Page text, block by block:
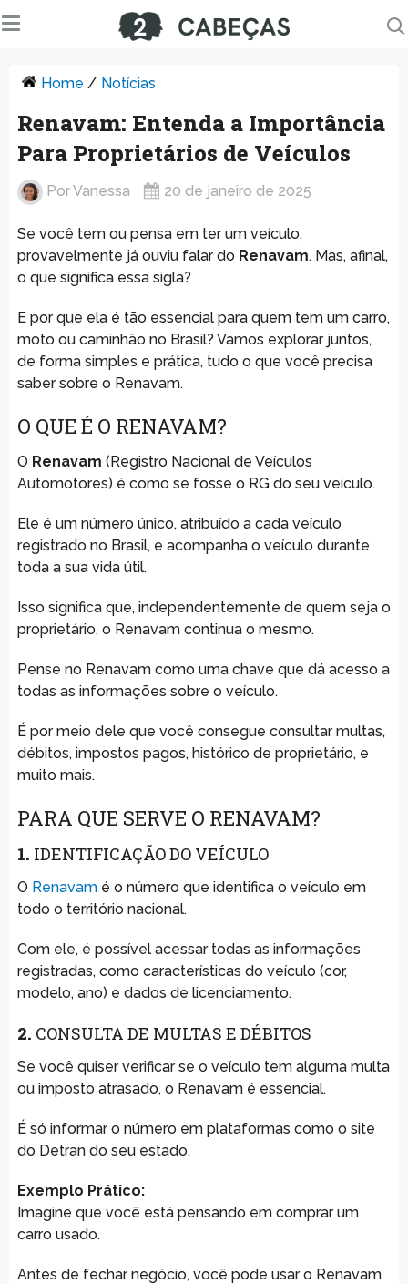
Home / Notícias
Renavam: Entenda a Importância
Para Proprietários de Veículos
PorVanessa 20 de janeiro de 2025
Se você tem ou pensa em ter um veículo,
provavelmente já ouviu falar do Renavam. Mas, afinal,
o que significa essa sigla?
E por que ela é tão essencial para quem tem um carro,
moto ou caminhão no Brasil? Vamos explorar juntos,
de forma simples e prática, tudo o que você precisa
saber sobre o Renavam.
O QUE É O RENAVAM?
O Renavam (Registro Nacional de Veículos
Automotores) é como se fosse o RG do seu veículo.
Ele é um número único, atribuído a cada veículo
registrado no Brasil, e acompanha o veículo durante
toda a sua vida útil.
Isso significa que, independentemente de quem seja o
proprietário, o Renavam continua o mesmo.
Pense no Renavam como uma chave que dá acesso a
todas as informações sobre o veículo.
É por meio dele que você consegue consultar multas,
débitos, impostos pagos, histórico de proprietário, e
muito mais.
PARA QUE SERVE O RENAVAM?
1. IDENTIFICAÇÃO DO VEÍCULO
O Renavamé o número que identifica o veículo em
todo o território nacional.
Com ele, é possível acessar todas as informações
registradas, como características do veículo (cor,
modelo, ano) e dados de licenciamento.
2. CONSULTA DE MULTAS E DÉBITOS
Se você quiser verificar se o veículo tem alguma multa
ou imposto atrasado, o Renavam é essencial.
É só informar o número em plataformas como o site
do Detran do seu estado.
Exemplo Prático:
Imagine que você está pensando em comprar um
carro usado.
Antes de fechar negócio, você pode usar o Renavam